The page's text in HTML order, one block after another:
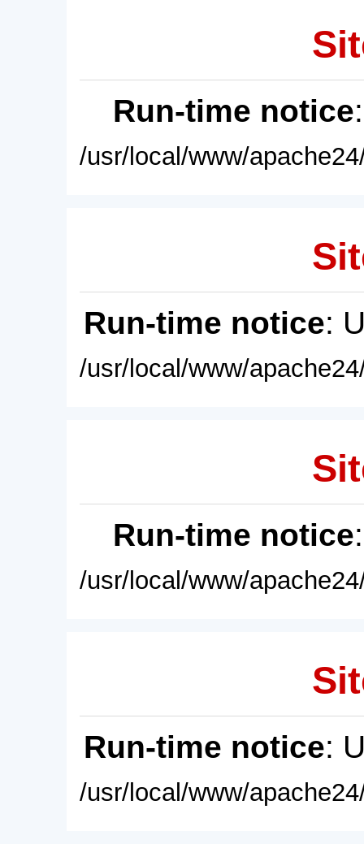
Run-time notice
/usr/local/www/
Run-time notice:
/usr/local/www/
Run-time notice
/usr/local/www/
Run-time notice:
/usr/local/www/